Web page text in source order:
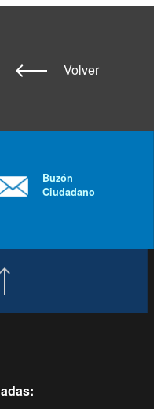
Volver
Buzón
Ciudadano